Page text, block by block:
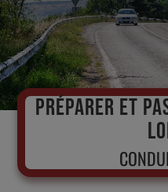
Nos Formations
Code en Ligne
Actualités
PRÉPARER ET